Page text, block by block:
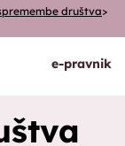
društva>
e-pravnik